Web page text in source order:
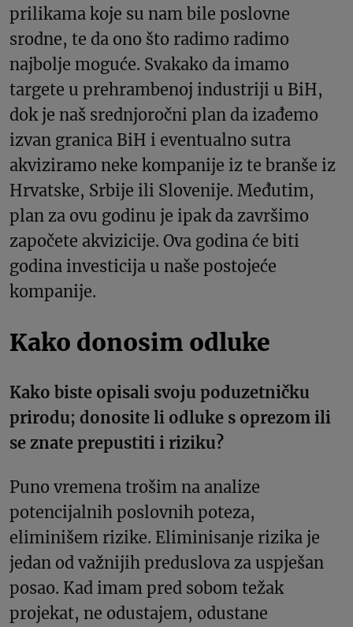
prilikama koje su nam bile poslovne
srodne, te da ono što radimo radimo
najbolje moguće. Svakako da imamo
targete u prehrambenoj industriji u BiH,
dok je naš srednjoročni plan da izađemo
izvan granica BiH i eventualno sutra
akviziramo neke kompanije iz te branše iz
Hrvatske, Srbije ili Slovenije. Međutim,
plan za ovu godinu je ipak da završimo
započete akvizicije. Ova godina će biti
godina investicija u naše postojeće
kompanije.
Kako donosim odluke
Kako biste opisali svoju poduzetničku
prirodu; donosite li odluke s oprezom ili
se znate prepustiti i riziku?
Puno vremena trošim na analize
potencijalnih poslovnih poteza,
eliminišem rizike. Eliminisanje rizika je
jedan od važnijih preduslova za uspješan
posao. Kad imam pred sobom težak
projekat, ne odustajem, odustane